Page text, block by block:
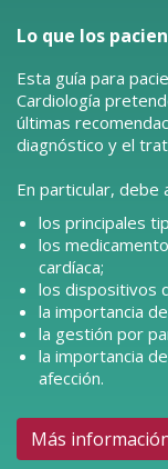
Lo que los
Esta guía para
Cardiología
últimas
diagnóstico y el
En particular, debe
los principales
los
cardíaca;
los dispositivos
la importancia
la gestión por
la importancia
afección.
Más